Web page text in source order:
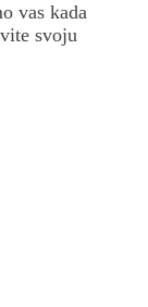
vas kada
svoju